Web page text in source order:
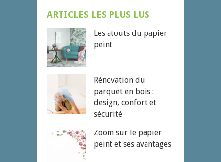
ARTICLES LES PLUS LUS
Les atouts du papier
peint
Rénovation du
parquet en bois :
design, confort et
sécurité
Zoom sur le papier
peint et ses avantages